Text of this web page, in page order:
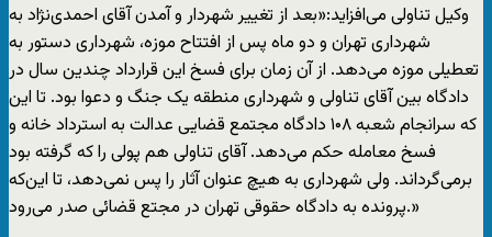
وکیل تناولی می‌افزاید:«بعد از تغییر شهردار و آمدن آقای احمدی‌نژاد به
شهرداری تهران و دو ماه پس از افتتاح موزه، شهرداری دستور به
تعطیلی موزه می‌دهد. از آن زمان برای فسخ این قرارداد چندین سال در
دادگاه بین آقای تناولی و شهرداری منطقه یک جنگ و دعوا بود. تا این
که سرانجام شعبه ۱۰۸ دادگاه مجتمع قضایی عدالت به استرداد خانه و
فسخ معامله حکم می‌دهد. آقای تناولی هم پولی را که گرفته بود
برمی‌گرداند. ولی شهرداری به هیچ عنوان آثار را پس نمی‌دهد، تا این‌که
پرونده به دادگاه حقوقی تهران در مجتع قضائی صدر می‌رود.»